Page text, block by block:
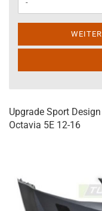
Upgrade Sport
Octavia 5E 12-16